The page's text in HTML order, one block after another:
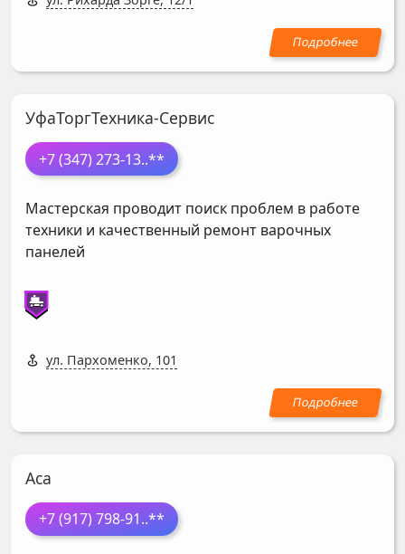
УфаТоргТехника-Сервис
+7 (347) 273-13..**
Мастерская проводит поиск проблем в работе
техники и качественный ремонт варочных
панелей
ул. Пархоменко, 101
Аса
+7 (917) 798-91..**